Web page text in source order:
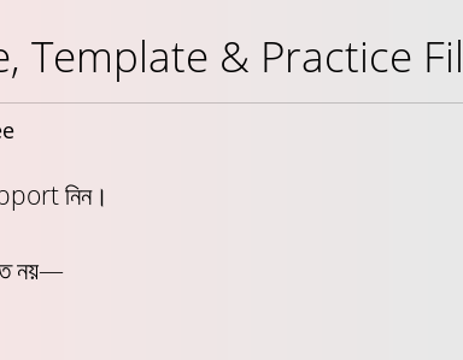
Template & Practice
নিন।
নয়—